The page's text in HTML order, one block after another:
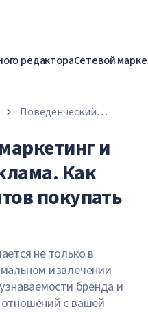
редактораСетевой
Поведенческий
нарративная реклама.
Как заставить
клиентов покупать без
и
Как
покупать
не только в
извлечении
бренда и
с вашей